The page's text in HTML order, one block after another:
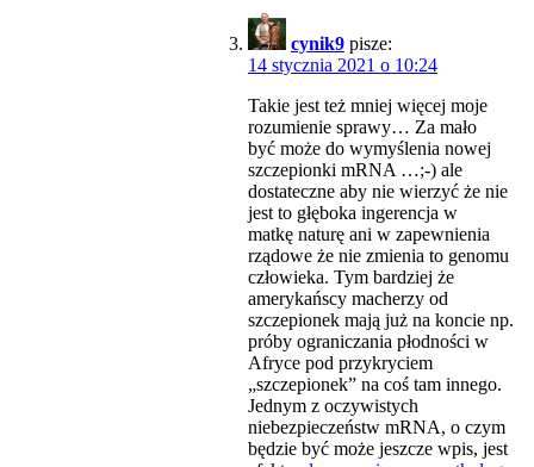
cynik9 pisze:
14 stycznia 2021 o 10:24
Takie jest też mniej więcej moje
rozumienie sprawy… Za mało
być może do wymyślenia nowej
szczepionki mRNA …;-) ale
dostateczne aby nie wierzyć że nie
jest to głęboka ingerencja w
matkę naturę ani w zapewnienia
rządowe że nie zmienia to genomu
człowieka. Tym bardziej że
amerykańscy macherzy od
szczepionek mają już na koncie np.
próby ograniczania płodności w
Afryce pod przykryciem
„szczepionek” na coś tam innego.
Jednym z oczywistych
niebezpieczeństw mRNA, o czym
będzie być może jeszcze wpis, jest